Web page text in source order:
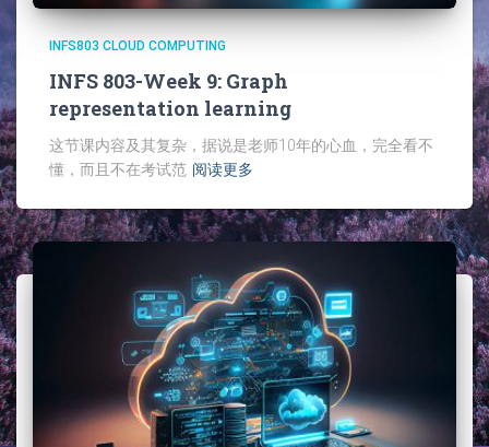
INFS803 CLOUD COMPUTING
INFS 803-Week 9: Graph
representation learning
这节课内容及其复杂，据说是老师10年的心血，完全看不
懂，而且不在考试范 阅读更多